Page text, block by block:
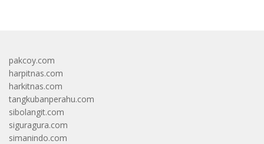
pakcoy.com
harpitnas.com
harkitnas.com
tangkubanperahu.com
sibolangit.com
siguragura.com
simanindo.com